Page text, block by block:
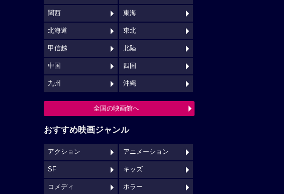
関西 東海
北海道 東北
甲信越 北陸
中国 四国
九州 沖縄
全国の映画館へ
おすすめ映画ジャンル
アクション アニメーション
SF キッズ
コメディ ホラー